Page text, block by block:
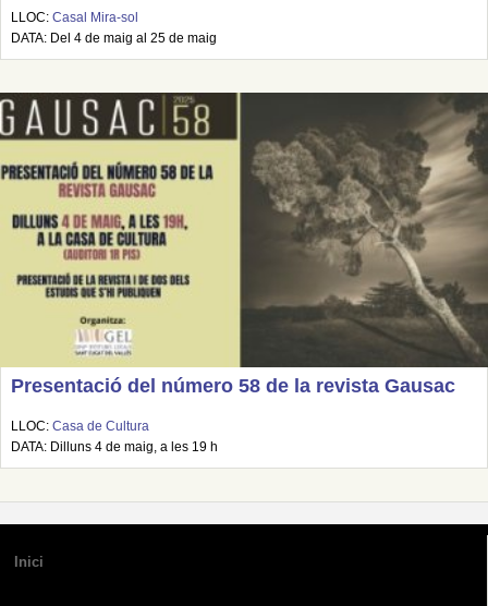
LLOC: Casal Mira-sol
DATA: Del 4 de maig al 25 de maig
Presentació del número 58 de la revista Gausac
LLOC: Casa de Cultura
DATA: Dilluns 4 de maig, a les 19 h
Inici